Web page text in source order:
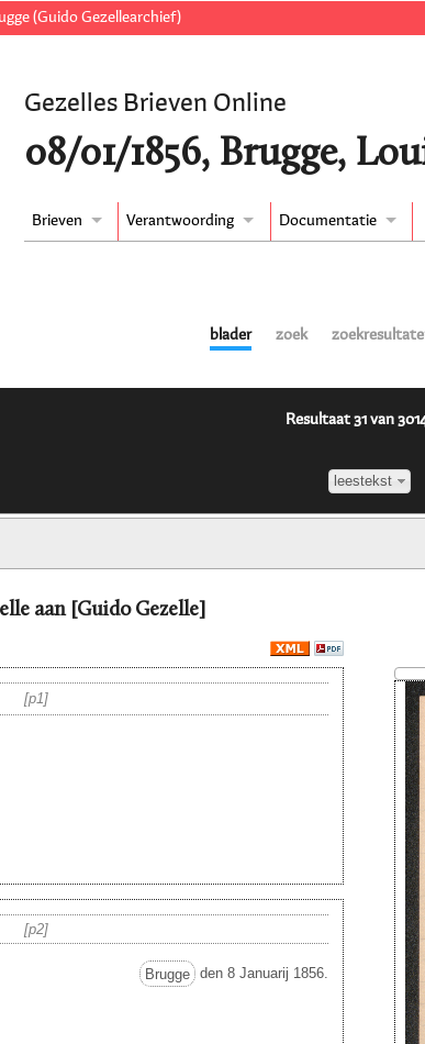
(Guido Gezellearchief)
Gezelles Brieven Online
08/01/1856, Brugge,
Brieven Verantwoording Documentatie
blader zoek
Resultaat 31 van
leestekst
aan [Guido Gezelle]
p1
p2
Brugge den 8 Januarij 1856.